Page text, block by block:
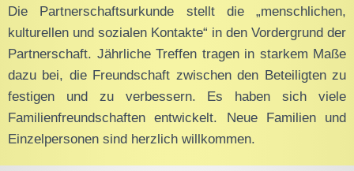
Die Partnerschaftsurkunde stellt die „menschlichen,
kulturellen und sozialen Kontakte“ in den Vordergrund der
Partnerschaft. Jährliche Treffen tragen in starkem Maße
dazu bei, die Freundschaft zwischen den Beteiligten zu
festigen und zu verbessern. Es haben sich viele
Familienfreundschaften entwickelt. Neue Familien und
Einzelpersonen sind herzlich willkommen.